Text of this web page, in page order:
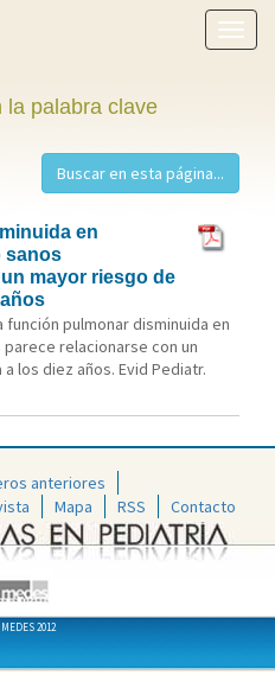
menú
la palabra clave
en
sanos
mayor riesgo de
función pulmonar disminuida en
relacionarse con un
los diez años. Evid Pediatr.
anteriores
Mapa RSS Contacto
2012